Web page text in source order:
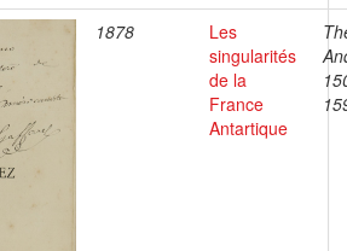
1878
Les
singularités
de la
France
Antartique